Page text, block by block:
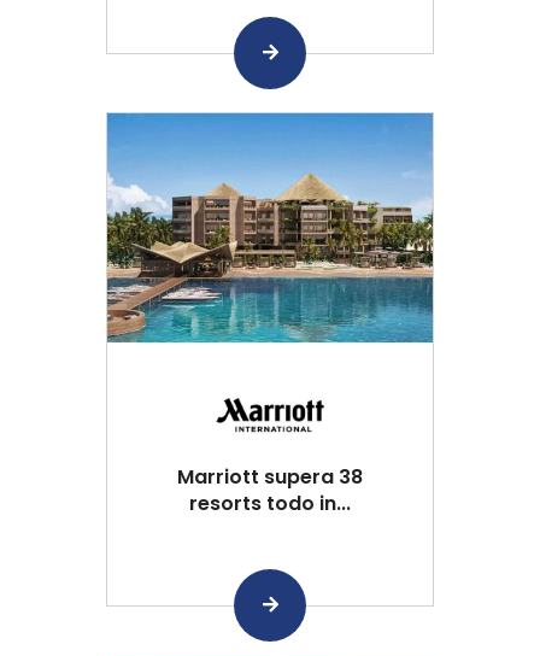
Marriott supera 38
resorts todo in...